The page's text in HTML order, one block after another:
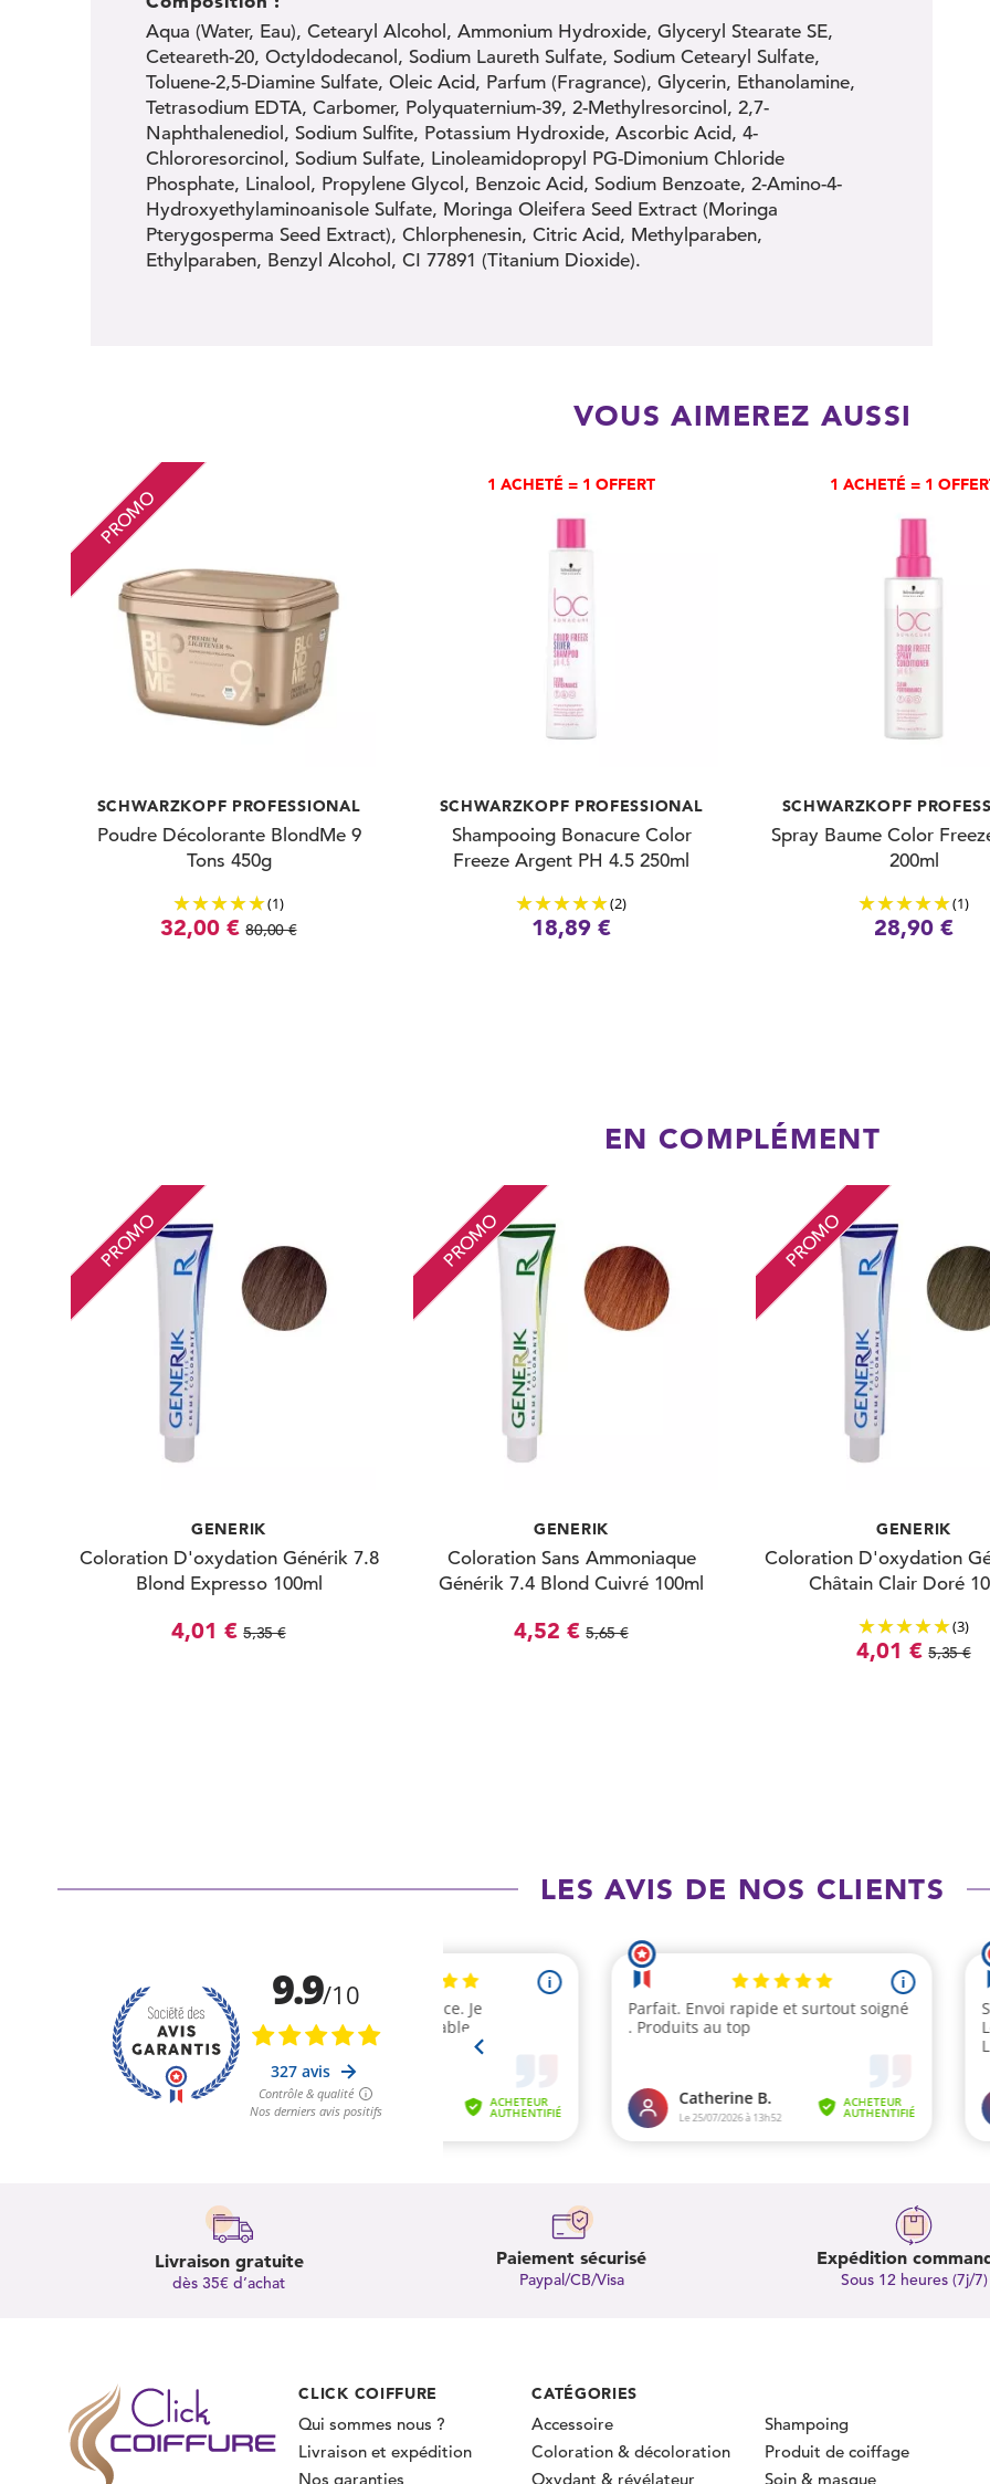
Aqua (Water, Eau), Cetearyl Alcohol, Ammonium Hydroxide, Glyceryl Stearate SE,
Ceteareth-20, Octyldodecanol, Sodium Laureth Sulfate, Sodium Cetearyl Sulfate,
Toluene-2,5-Diamine Sulfate, Oleic Acid, Parfum (Fragrance), Glycerin, Ethanolamine,
Tetrasodium EDTA, Carbomer, Polyquaternium-39, 2-Methylresorcinol, 2,7-
Naphthalenediol, Sodium Sulfite, Potassium Hydroxide, Ascorbic Acid, 4-
Chlororesorcinol, Sodium Sulfate, Linoleamidopropyl PG-Dimonium Chloride
Phosphate, Linalool, Propylene Glycol, Benzoic Acid, Sodium Benzoate, 2-Amino-4-
Hydroxyethylaminoanisole Sulfate, Moringa Oleifera Seed Extract (Moringa
Pterygosperma Seed Extract), Chlorphenesin, Citric Acid, Methylparaben,
Ethylparaben, Benzyl Alcohol, CI 77891 (Titanium Dioxide).
VOUS AIMEREZ AUSSI
PROMO
SCHWARZKOPF PROFESSIONAL
Poudre Décolorante BlondMe 9
Tons 450g
(1)
32,00 € 80,00 €
1 ACHETÉ = 1 OFFERT
SCHWARZKOPF PROFESSIONAL
Shampooing Bonacure Color
Freeze Argent PH 4.5 250ml
(2)
18,89 €
1 ACHETÉ = 1
SCHWARZKOPF
Spray Baume Color
200ml
(1)
28,90 €
EN COMPLÉMENT
PROMO
GENERIK
Coloration D'oxydation Générik 7.8
Blond Expresso 100ml
4,01 € 5,35 €
PROMO
GENERIK
Coloration Sans Ammoniaque
Générik 7.4 Blond Cuivré 100ml
4,52 € 5,65 €
PROMO
GENERIK
Coloration D'oxydation
Châtain Clair Doré
(3)
4,01 € 5,35 €
LES AVIS DE NOS CLIENTS
Livraison gratuite
dès 35€ d’achat
Paiement sécurisé
Paypal/CB/Visa
Expédition
Sous 12 heures (7j/7)
CLICK COIFFURE
Qui sommes nous ?
Livraison et expédition
Nos garanties
CATÉGORIES
Accessoire
Coloration & décoloration
Oxydant & révélateur
Shampoing
Produit de coiffage
Soin & masque